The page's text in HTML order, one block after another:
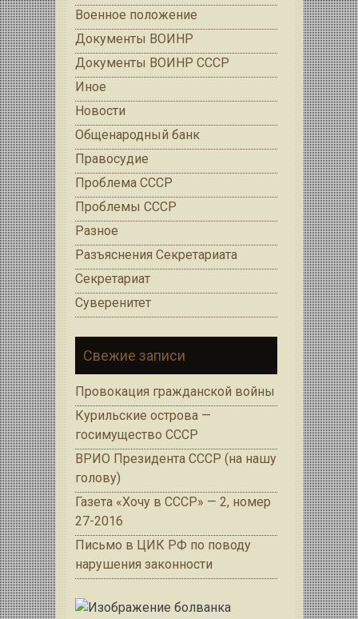
Военное положение
Документы ВОИНР
Документы ВОИНР СССР
Иное
Новости
Общенародный банк
Правосудие
Проблема СССР
Проблемы СССР
Разное
Разъяснения Секретариата
Секретариат
Суверенитет
Свежие записи
Провокация гражданской войны
Курильские острова —
госимущество СССР
ВРИО Президента СССР (на нашу
голову)
Газета «Хочу в СССР» — 2, номер
27-2016
Письмо в ЦИК РФ по поводу
нарушения законности